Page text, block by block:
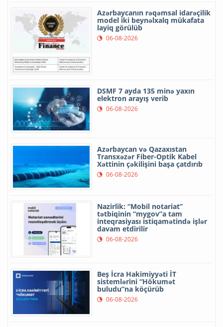
Azərbaycanın rəqəmsal idarəçilik
model iki beynəlxalq mükafata
layiq görülüb
06-08-2026
DSMF 7 ayda 135 minə yaxın
elektron arayış verib
06-08-2026
Azərbaycan və Qazaxıstan
Transxəzər Fiber-Optik Kabel
Xəttinin çəkilişini başa çatdırıb
06-08-2026
Nazirlik: “Mobil notariat”
tətbiqinin “mygov”a tam
inteqrasiyası istiqamətində işlər
davam etdirilir
06-08-2026
Beş İcra Hakimiyyəti İT
sistemlərini “Hökumət
buludu”na köçürüb
06-08-2026